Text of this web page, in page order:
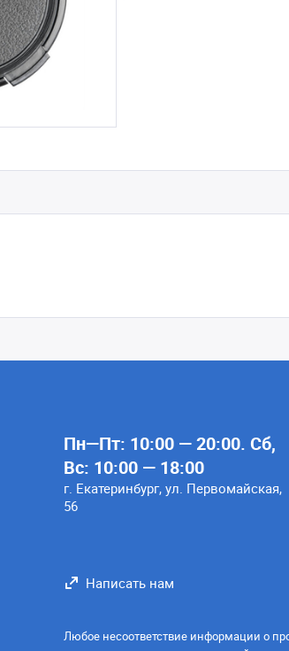
Пн—Пт: 10:00 — 20:00. Сб,
Вс: 10:00 — 18:00
г. Екатеринбург, ул. Первомайская,
56
Написать нам
Любое несоответствие информации о